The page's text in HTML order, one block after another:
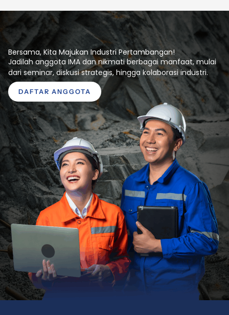
Bersama, Kita Majukan Industri Pertambangan!
Jadilah anggota IMA dan nikmati berbagai manfaat, mulai
dari seminar, diskusi strategis, hingga kolaborasi industri.
DAFTAR ANGGOTA